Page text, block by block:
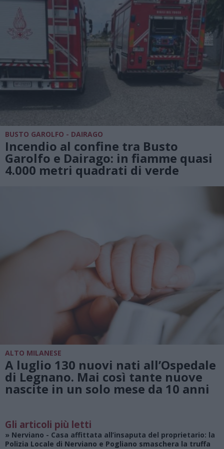
BUSTO GAROLFO - DAIRAGO
Incendio al confine tra Busto
Garolfo e Dairago: in fiamme quasi
4.000 metri quadrati di verde
ALTO MILANESE
A luglio 130 nuovi nati all’Ospedale
di Legnano. Mai così tante nuove
nascite in un solo mese da 10 anni
Gli articoli più letti
» Nerviano - Casa affittata all’insaputa del proprietario: la
Polizia Locale di Nerviano e Pogliano smaschera la truffa